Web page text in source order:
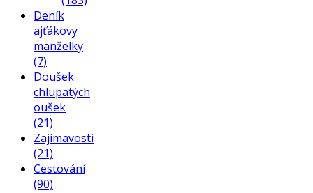
Deník
ajťákovy
manželky
(7)
Doušek
chlupatých
oušek
(21)
Zajímavosti
(21)
Cestování
(90)